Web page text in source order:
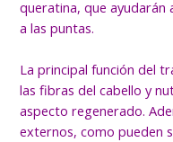
queratina, que
a las puntas.
La principal función del
las fibras del cabello y
aspecto regenerado.
externos, como pueden